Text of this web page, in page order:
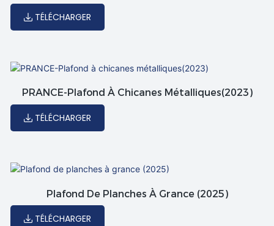
TÉLÉCHARGER
PRANCE-Plafond À Chicanes Métalliques(2023)
TÉLÉCHARGER
Plafond De Planches À Grance (2025)
TÉLÉCHARGER